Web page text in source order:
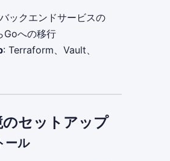
ックエンドサービスの
Goへの移行
: Terraform、Vault、
のセットアップ
ール